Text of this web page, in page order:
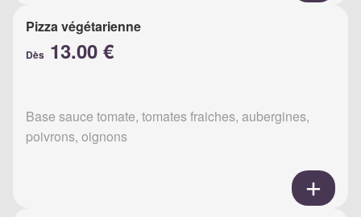
Pizza végétarienne
Dès 13.00 €
Base sauce tomate, tomates fraiches, aubergines,
poivrons, oignons